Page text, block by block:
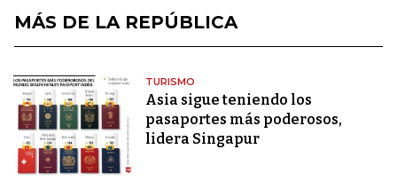
MÁS DE LA REPÚBLICA
TURISMO
Asia sigue teniendo los
pasaportes más poderosos,
lidera Singapur